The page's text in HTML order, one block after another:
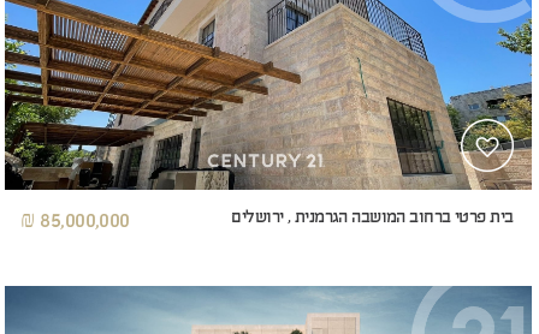
בית פרטי ברחוב המושבה הגרמנית , ירושלים 85,000,000 ₪